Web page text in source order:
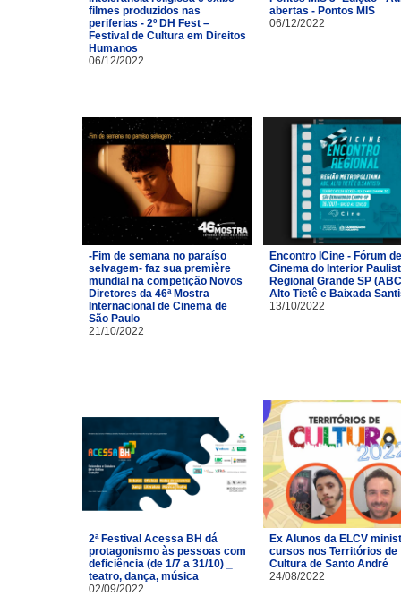
filmes produzidos nas
periferias - 2º DH Fest –
Festival de Cultura em Direitos
Humanos
06/12/2022
abertas - Pontos MIS
06/12/2022
-Fim de semana no paraíso
selvagem- faz sua première
mundial na competição Novos
Diretores da 46ª Mostra
Internacional de Cinema de
São Paulo
21/10/2022
Encontro ICine - Fórum de
Cinema do Interior
Regional Grande SP
Alto Tietê e Baixada
13/10/2022
2ª Festival Acessa BH dá
protagonismo às pessoas com
deficiência (de 1/7 a 31/10) _
teatro, dança, música
02/09/2022
Ex Alunos da ELCV
cursos nos Territórios de
Cultura de Santo André
24/08/2022